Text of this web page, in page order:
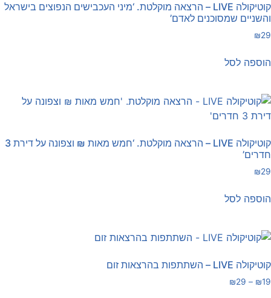
קוטיקולה LIVE – הרצאה מוקלטת. ‘מיני העכבישים הנפוצים בישראל
והשניים שמסוכנים לאדם’
₪29
הוספה לסל
קוטיקולה LIVE – הרצאה מוקלטת. ‘חמש מאות ₪ וצפונה על דירת 3
חדרים’
₪29
הוספה לסל
קוטיקולה LIVE – השתתפות בהרצאות זום
₪19
–
₪29